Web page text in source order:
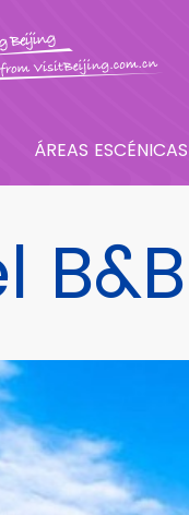
ÁREAS ESCÉNICAS